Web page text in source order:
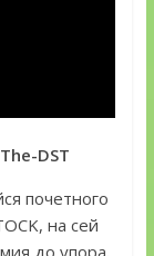
The-DST
почетного
на сей